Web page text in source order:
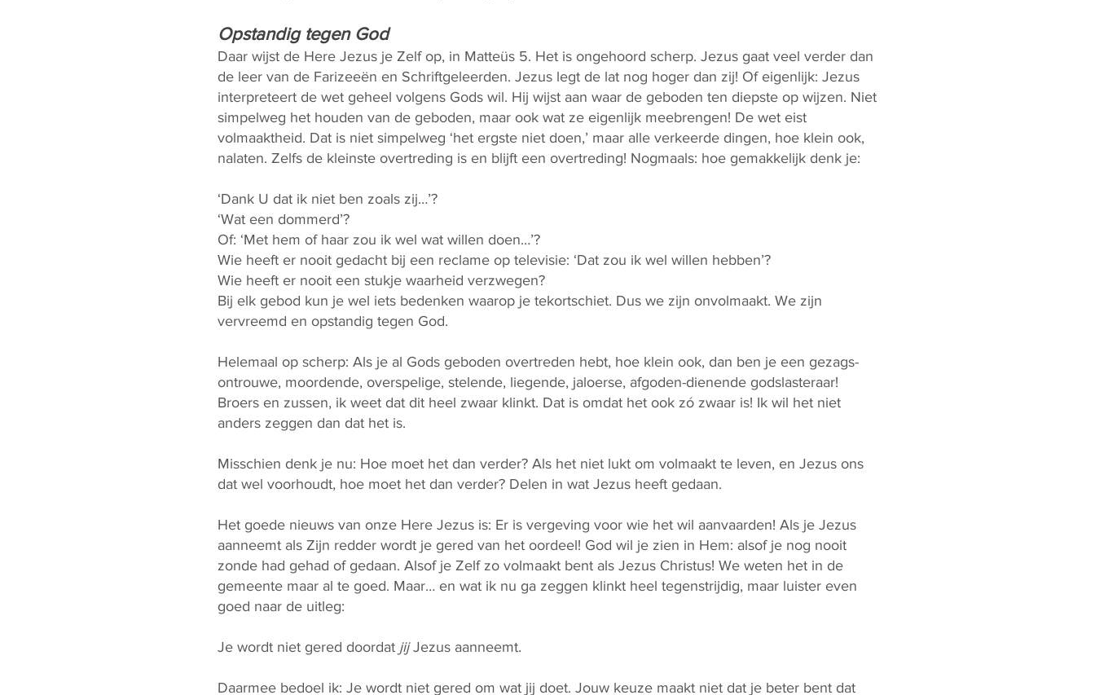
Opstandig tegen God
Daar wijst de Here Jezus je Zelf op, in Matteüs 5. Het is ongehoord scherp. Jezus gaat veel verder dan
de leer van de Farizeeën en Schriftgeleerden. Jezus legt de lat nog hoger dan zij! Of eigenlijk: Jezus
interpreteert de wet geheel volgens Gods wil. Hij wijst aan waar de geboden ten diepste op wijzen. Niet
simpelweg het houden van de geboden, maar ook wat ze eigenlijk meebrengen! De wet eist
volmaaktheid. Dat is niet simpelweg ‘het ergste niet doen,’ maar alle verkeerde dingen, hoe klein ook,
nalaten. Zelfs de kleinste overtreding is en blijft een overtreding! Nogmaals: hoe gemakkelijk denk je:
‘Dank U dat ik niet ben zoals zij…’?
‘Wat een dommerd’?
Of: ‘Met hem of haar zou ik wel wat willen doen…’?
Wie heeft er nooit gedacht bij een reclame op televisie: ‘Dat zou ik wel willen hebben’?
Wie heeft er nooit een stukje waarheid verzwegen?
Bij elk gebod kun je wel iets bedenken waarop je tekortschiet. Dus we zijn onvolmaakt. We zijn
vervreemd en opstandig tegen God.
Helemaal op scherp: Als je al Gods geboden overtreden hebt, hoe klein ook, dan ben je een gezags-
ontrouwe, moordende, overspelige, stelende, liegende, jaloerse, afgoden-dienende godslasteraar!
Broers en zussen, ik weet dat dit heel zwaar klinkt. Dat is omdat het ook zó zwaar is! Ik wil het niet
anders zeggen dan dat het is.
Misschien denk je nu: Hoe moet het dan verder? Als het niet lukt om volmaakt te leven, en Jezus ons
dat wel voorhoudt, hoe moet het dan verder? Delen in wat Jezus heeft gedaan.
Het goede nieuws van onze Here Jezus is: Er is vergeving voor wie het wil aanvaarden! Als je Jezus
aanneemt als Zijn redder wordt je gered van het oordeel! God wil je zien in Hem: alsof je nog nooit
zonde had gehad of gedaan. Alsof je Zelf zo volmaakt bent als Jezus Christus! We weten het in de
gemeente maar al te goed. Maar… en wat ik nu ga zeggen klinkt heel tegenstrijdig, maar luister even
goed naar de uitleg:
Je wordt niet gered doordat jijJezus aanneemt.
Daarmee bedoel ik: Je wordt niet gered om wat jij doet. Jouw keuze maakt niet dat je beter bent dat